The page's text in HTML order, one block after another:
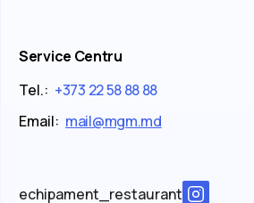
Service Centru
Tel.: +373 22 58 88 88
Email: mail@mgm.md
echipament_restaurant